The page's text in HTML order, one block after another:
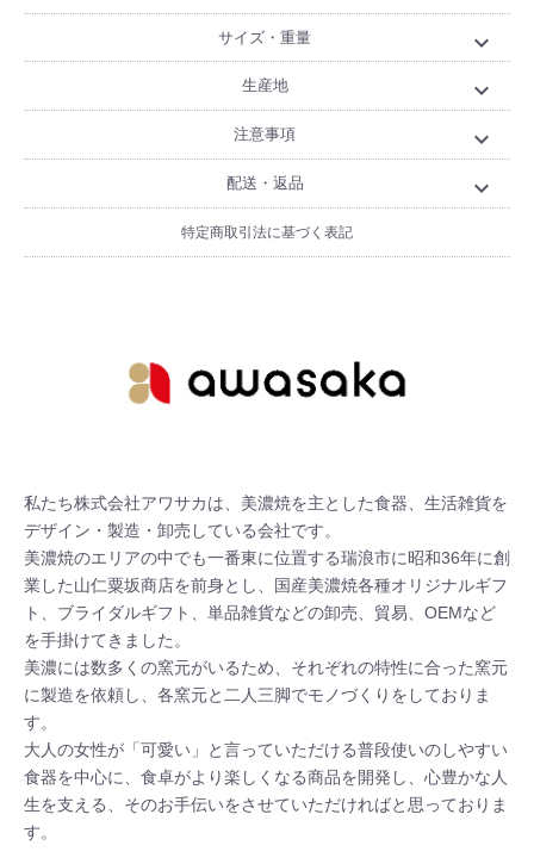
サイズ・重量 expand_more
生産地 expand_more
注意事項 expand_more
配送・返品 expand_more
特定商取引法に基づく表記
私たち株式会社アワサカは、美濃焼を主とした食器、生活雑貨を
デザイン・製造・卸売している会社です。
美濃焼のエリアの中でも一番東に位置する瑞浪市に昭和36年に創
業した山仁粟坂商店を前身とし、国産美濃焼各種オリジナルギフ
ト、ブライダルギフト、単品雑貨などの卸売、貿易、OEMなど
を手掛けてきました。
美濃には数多くの窯元がいるため、それぞれの特性に合った窯元
に製造を依頼し、各窯元と二人三脚でモノづくりをしておりま
す。
大人の女性が「可愛い」と言っていただける普段使いのしやすい
食器を中心に、食卓がより楽しくなる商品を開発し、心豊かな人
生を支える、そのお手伝いをさせていただければと思っておりま
す。